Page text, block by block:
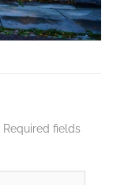
Required fields